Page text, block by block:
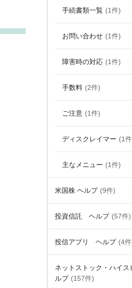
手続書類一覧 (1件)
お問い合わせ (1件)
障害時の対応 (1件)
手数料 (2件)
ご注意 (1件)
ディスクレイマー (1
主なメニュー (1件)
米国株 ヘルプ (9件)
投資信託 ヘルプ (57件)
投信アプリ ヘルプ (4
ネットストック・ハイス
ルプ (157件)